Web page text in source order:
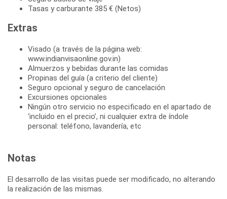
Tasas y carburante 385 € (Netos)
Extras
Visado (a través de la página web:
www.indianvisaonline.gov.in)
Almuerzos y bebidas durante las comidas
Propinas del guía (a criterio del cliente)
Seguro opcional y seguro de cancelación
Excursiones opcionales
Ningún otro servicio no especificado en el apartado de
‘incluido en el precio’, ni cualquier extra de índole
personal: teléfono, lavandería, etc
Notas
El desarrollo de las visitas puede ser modificado, no alterando
la realización de las mismas.